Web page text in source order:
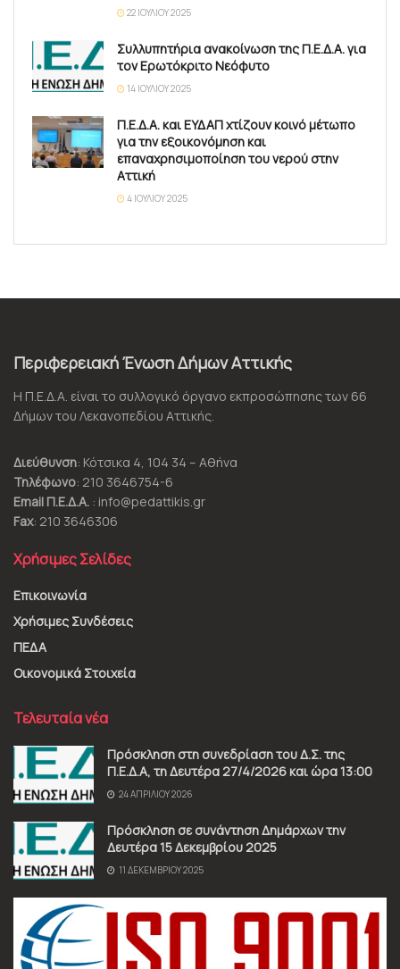
22 ΙΟΥΛΊΟΥ 2025
Συλλυπητήρια ανακοίνωση της Π.Ε.Δ.Α. για
τον Ερωτόκριτο Νεόφυτο
14 ΙΟΥΛΊΟΥ 2025
Π.Ε.Δ.Α. και ΕΥΔΑΠ χτίζουν κοινό μέτωπο
για την εξοικονόμηση και
επαναχρησιμοποίηση του νερού στην
Αττική
4 ΙΟΥΛΊΟΥ 2025
Περιφερειακή Ένωση Δήμων Αττικής
Η Π.Ε.Δ.Α. είναι το συλλογικό όργανο εκπροσώπησης των 66
Δήμων του Λεκανοπεδίου Αττικής.
Διεύθυνση: Κότσικα 4, 104 34 – Αθήνα
Τηλέφωνο: 210 3646754-6
Email Π.Ε.Δ.Α. : info@pedattikis.gr
Fax: 210 3646306
Χρήσιμες Σελίδες
Επικοινωνία
Χρήσιμες Συνδέσεις
ΠΕΔΑ
Οικονομικά Στοιχεία
Τελευταία νέα
Πρόσκληση στη συνεδρίαση του Δ.Σ. της
Π.Ε.Δ.Α, τη Δευτέρα 27/4/2026 και ώρα 13:00
24 ΑΠΡΙΛΊΟΥ 2026
Πρόσκληση σε συνάντηση Δημάρχων την
Δευτέρα 15 Δεκεμβρίου 2025
11 ΔΕΚΕΜΒΡΊΟΥ 2025